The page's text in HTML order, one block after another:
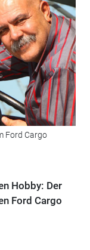
Ford Cargo
Hobby: Der
Ford Cargo